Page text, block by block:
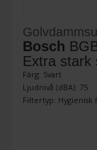
Bosch
Extra stark
Färg: Svart
Ljudnivå (dBA): 75
Filtertyp: Hygienisk